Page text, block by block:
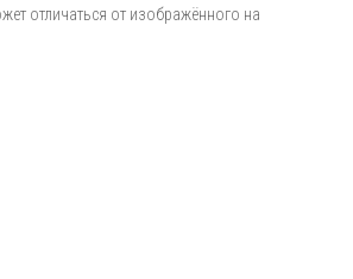
отличаться от изображённого на